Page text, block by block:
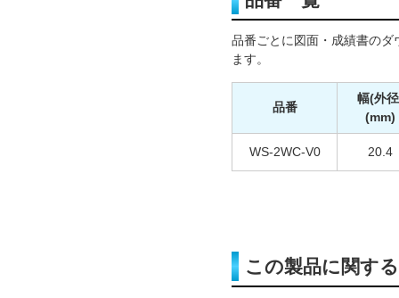
品番ごとに図面・成績書のダ
ます。
品番
幅(外
(mm)
WS-2WC-V0 20.4
この製品に関す